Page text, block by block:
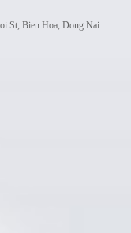
St, Bien Hoa, Dong Nai